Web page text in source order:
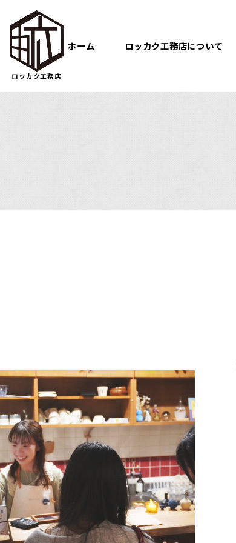
ロッカク工務店
ホーム ロッカク工務店について